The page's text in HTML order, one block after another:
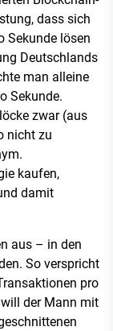
dass sich
Sekunde lösen
Deutschlands
man alleine
Sekunde.
zwar (aus
nicht zu
kaufen,
damit
aus – in den
So verspricht
pro
der Mann mit